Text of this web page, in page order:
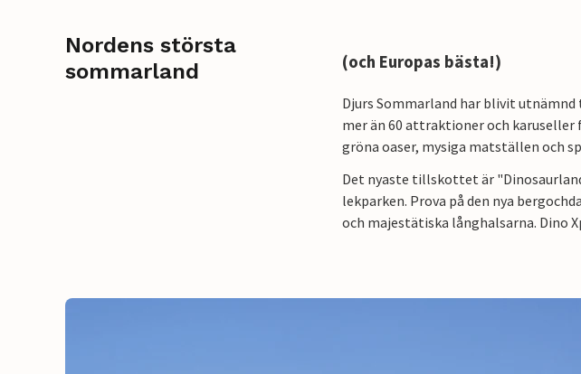
Nordens största
sommarland
(och Europas bästa!)
Djurs Sommarland har blivit
mer än 60 attraktioner och
gröna oaser, mysiga matställen och
Det nyaste tillskottet är
lekparken. Prova på den nya
och majestätiska långhalsarna. Dino